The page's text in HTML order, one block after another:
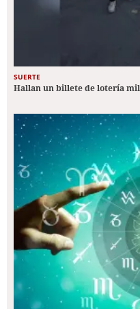
SUERTE
Hallan un billete de lotería